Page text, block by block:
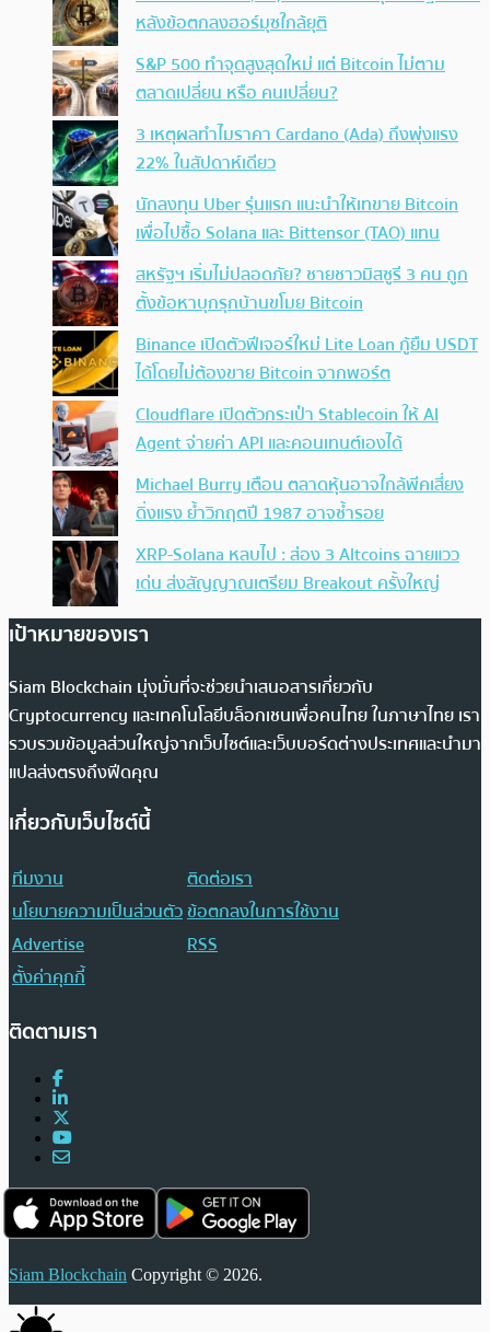
หลังข้อตกลงฮอร์มุซใกล้ยุติ
S&P 500 ทำจุดสูงสุดใหม่ แต่ Bitcoin ไม่ตาม
ตลาดเปลี่ยน หรือ คนเปลี่ยน?
3 เหตุผลทำไมราคา Cardano (Ada) ถึงพุ่งแรง
22% ในสัปดาห์เดียว
นักลงทุน Uber รุ่นแรก แนะนำให้เทขาย Bitcoin
เพื่อไปซื้อ Solana และ Bittensor (TAO) แทน
สหรัฐฯ เริ่มไม่ปลอดภัย? ชายชาวมิสซูรี 3 คน ถูก
ตั้งข้อหาบุกรุกบ้านขโมย Bitcoin
Binance เปิดตัวฟีเจอร์ใหม่ Lite Loan กู้ยืม USDT
ได้โดยไม่ต้องขาย Bitcoin จากพอร์ต
Cloudflare เปิดตัวกระเป๋า Stablecoin ให้ AI
Agent จ่ายค่า API และคอนเทนต์เองได้
Michael Burry เตือน ตลาดหุ้นอาจใกล้พีคเสี่ยง
ดิ่งแรง ย้ำวิกฤตปี 1987 อาจซ้ำรอย
XRP-Solana หลบไป : ส่อง 3 Altcoins ฉายแวว
เด่น ส่งสัญญาณเตรียม Breakout ครั้งใหญ่
เป้าหมายของเรา
Siam Blockchain มุ่งมั่นที่จะช่วยนำเสนอสารเกี่ยวกับ
Cryptocurrency และเทคโนโลยีบล็อกเชนเพื่อคนไทย ในภาษาไทย เรา
รวบรวมข้อมูลส่วนใหญ่จากเว็บไซต์และเว็บบอร์ดต่างประเทศและนำมา
แปลส่งตรงถึงฟีดคุณ
เกี่ยวกับเว็บไซต์นี้
ทีมงาน
ติดต่อเรา
นโยบายความเป็นส่วนตัวข้อตกลงในการใช้งาน
Advertise
RSS
ตั้งค่าคุกกี้
ติดตามเรา
Siam Blockchain Copyright © 2026.